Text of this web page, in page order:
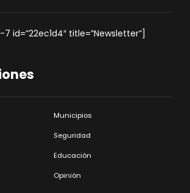
title=”Newsletter”]
Municipios
Seguridad
Educación
Opinión